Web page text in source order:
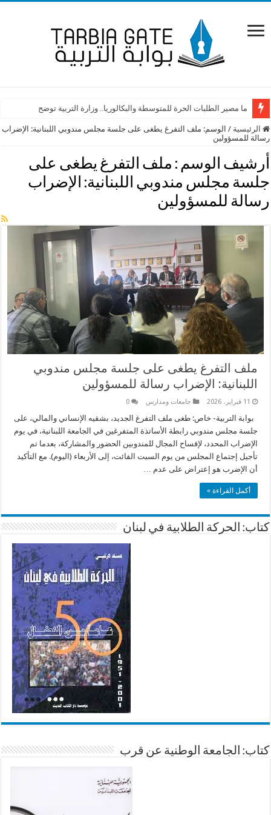
ما مصير الطلبات الحرة للمتوسطة والبكالوريا.. وزارة التربية توضح
الرئيسية / الوسم: ملف التفرغ يطغى على جلسة مجلس مندوبي اللبنانية: الإضراب
رسالة للمسؤولين
أرشيف الوسم : ملف التفرغ يطغى على
جلسة مجلس مندوبي اللبنانية: الإضراب
رسالة للمسؤولين
ملف التفرغ يطغى على جلسة مجلس مندوبي
اللبنانية: الإضراب رسالة للمسؤولين
11 فبراير، 2026 جامعات ومدارس 0
بوابة التربية- خاص: طغى ملف التفرغ الجديد، بشقيه الإنساني والمالي، على
جلسة مجلس مندوبي رابطة الأساتذة المتفرغين في الجامعة اللبنانية، في يوم
الإضراب المحدد، لإفساح المجال للمندوبين الحضور والمشاركة، بعدما تم
تأجيل إجتماع المجلس من يوم السبت الفائت، إلى الأربعاء (اليوم). مع التأكيد
أن الإضرب هو إعتراض على عدم …
أكمل القراءة »
كتاب: الحركة الطلابية في لبنان
كتاب: الجامعة الوطنية عن قرب